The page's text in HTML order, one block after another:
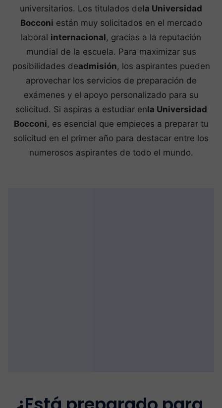
universitarios. Los titulados dela Universidad
Bocconi están muy solicitados en el mercado
laboral internacional, gracias a la reputación
mundial de la escuela. Para maximizar sus
posibilidades deadmisión, los aspirantes pueden
aprovechar los servicios de preparación de
exámenes y el apoyo personalizado para su
solicitud. Si aspiras a estudiar enla Universidad
Bocconi, es esencial que empieces a preparar tu
solicitud en el primer año para destacar entre los
numerosos aspirantes de todo el mundo.